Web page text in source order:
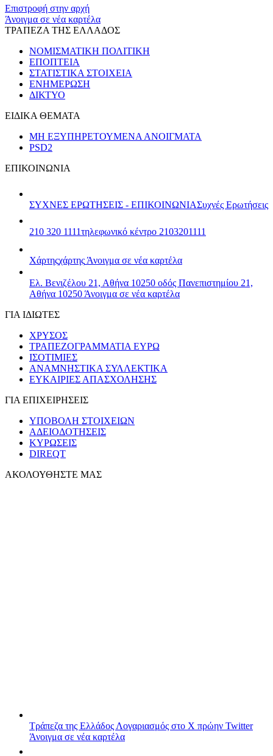
Επιστροφή στην αρχή
Άνοιγμα σε νέα καρτέλα
ΤΡΑΠΕΖΑ ΤΗΣ ΕΛΛΑΔΟΣ
ΝΟΜΙΣΜΑΤΙΚΗ ΠΟΛΙΤΙΚΗ
ΕΠΟΠΤΕΙΑ
ΣΤΑΤΙΣΤΙΚΑ ΣΤΟΙΧΕΙΑ
ΕΝΗΜΕΡΩΣΗ
ΔΙΚΤΥΟ
ΕΙΔΙΚΑ ΘΕΜΑΤΑ
ΜΗ ΕΞΥΠΗΡΕΤΟΥΜΕΝΑ ΑΝΟΙΓΜΑΤΑ
PSD2
ΕΠΙΚΟΙΝΩΝΙΑ
ΣΥΧΝΕΣ ΕΡΩΤΗΣΕΙΣ - ΕΠΙΚΟΙΝΩΝΙΑΣυχνές Ερωτήσεις
210 320 1111τηλεφωνικό κέντρο 2103201111
Χάρτηςχάρτης Άνοιγμα σε νέα καρτέλα
Ελ. Βενιζέλου 21, Αθήνα 10250 οδός Πανεπιστημίου 21,
Αθήνα 10250 Άνοιγμα σε νέα καρτέλα
ΓΙΑ ΙΔΙΩΤΕΣ
ΧΡΥΣΟΣ
ΤΡΑΠΕΖΟΓΡΑΜΜΑΤΙΑ ΕΥΡΩ
ΙΣΟΤΙΜΙΕΣ
ΑΝΑΜΝΗΣΤΙΚΑ ΣΥΛΛΕΚΤΙΚΑ
ΕΥΚΑΙΡΙΕΣ ΑΠΑΣΧΟΛΗΣΗΣ
ΓΙΑ ΕΠΙΧΕΙΡΗΣΕΙΣ
ΥΠΟΒΟΛΗ ΣΤΟΙΧΕΙΩΝ
ΑΔΕΙΟΔΟΤΗΣΕΙΣ
ΚΥΡΩΣΕΙΣ
DIREQT
ΑΚΟΛΟΥΘΗΣΤΕ ΜΑΣ
Τράπεζα της Ελλάδος Λογαριασμός στο X πρώην Twitter
Άνοιγμα σε νέα καρτέλα